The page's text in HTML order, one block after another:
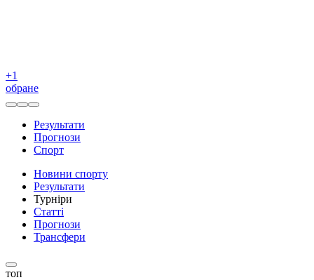
+1
обране
Результати
Прогнози
Спорт
Новини спорту
Результати
Турніри
Статті
Прогнози
Трансфери
топ